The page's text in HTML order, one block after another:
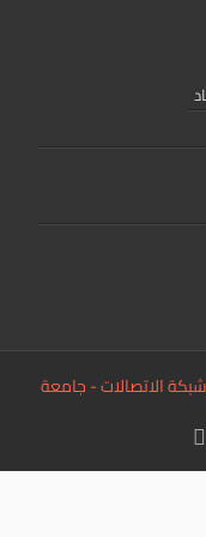
الاتصالات - جامعة